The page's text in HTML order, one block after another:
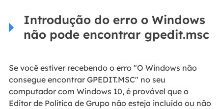
Introdução do erro o Windows
não pode encontrar gpedit.msc
Se você estiver recebendo o erro "O Windows não
consegue encontrar GPEDIT.MSC" no seu
computador com Windows 10, é provável que o
Editor de Política de Grupo não esteja incluído ou não